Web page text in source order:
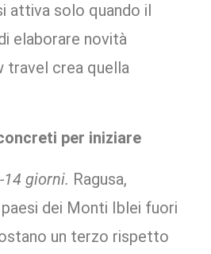
attiva solo quando il
elaborare novità
travel crea quella
per iniziare
giorni. Ragusa,
dei Monti Iblei fuori
un terzo rispetto